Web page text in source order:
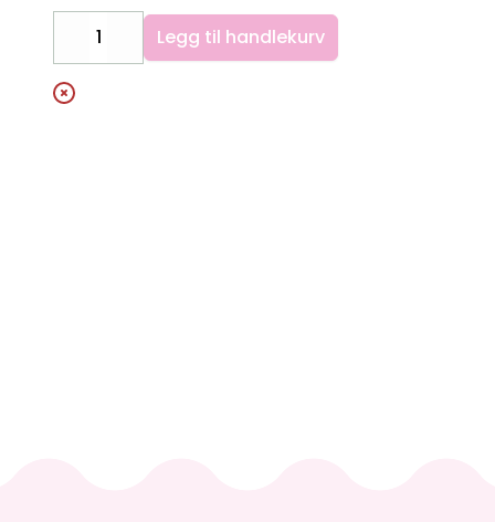
DecreaseIncrease
Legg til handlekurv